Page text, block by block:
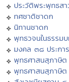
ประวัติพระพุทธส
ทศชาติชาดก
นิทานชาดก
พุทธวจนในธรรม
มงคล ๓๘ ประการ
พุทธศาสนสุภาษิต
พุทธศาสนสุภาษิ